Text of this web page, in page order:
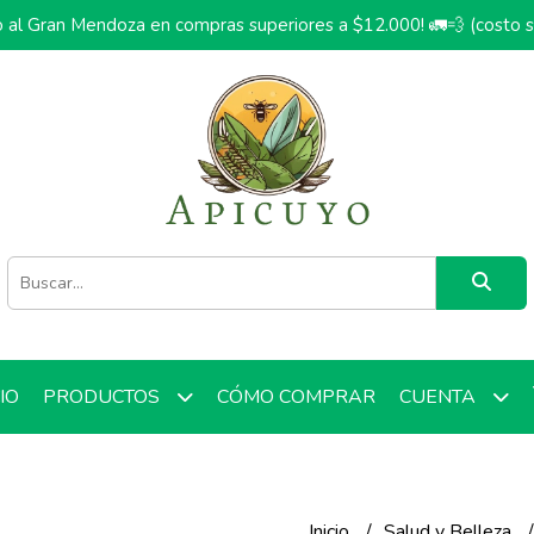
al Gran Mendoza en compras superiores a $12.000! 🚛💨 (costo
PRODUCTOS CÓMO COMPRAR CUENTA